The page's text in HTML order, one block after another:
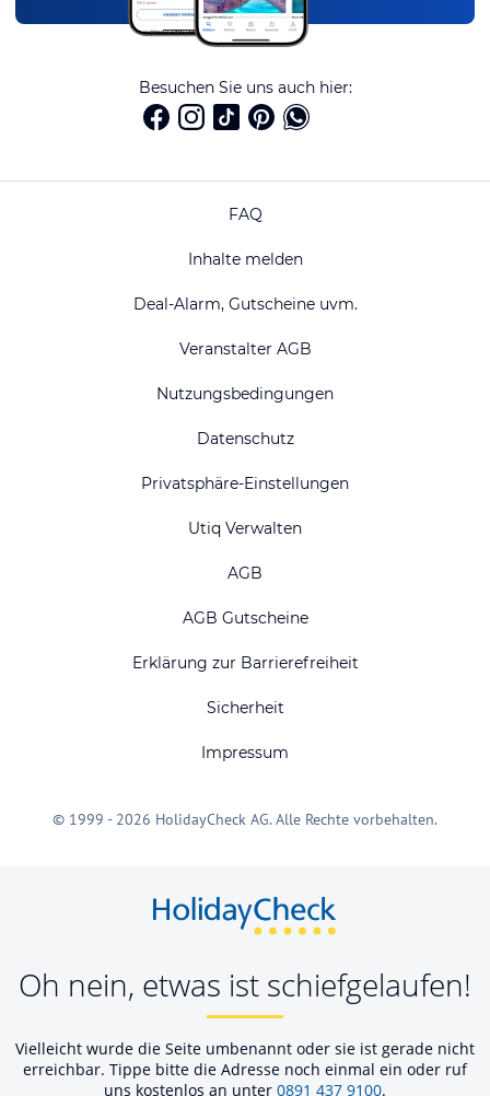
Besuchen Sie uns auch hier:
FAQ
Inhalte melden
Deal-Alarm, Gutscheine uvm.
Veranstalter AGB
Nutzungsbedingungen
Datenschutz
Privatsphäre-Einstellungen
Utiq Verwalten
AGB
AGB Gutscheine
Erklärung zur Barrierefreiheit
Sicherheit
Impressum
© 1999 - 2026 HolidayCheck AG. Alle Rechte vorbehalten.
Oh nein, etwas ist schiefgelaufen!
Vielleicht wurde die Seite umbenannt oder sie ist gerade nicht
erreichbar. Tippe bitte die Adresse noch einmal ein oder ruf
uns kostenlos an unter 0891 437 9100.